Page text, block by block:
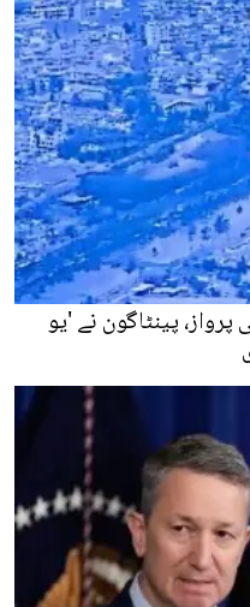
پینٹاگون نے 'یو